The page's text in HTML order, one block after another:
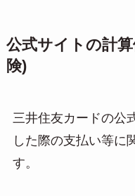
公式サイトの計
険)
三井住友カードの公
した際の支払い等に
す。